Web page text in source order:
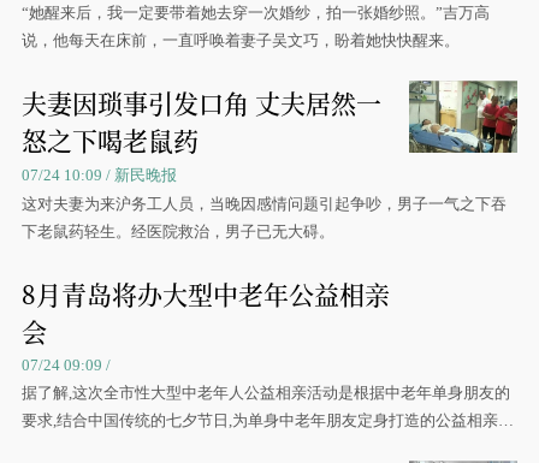
“她醒来后，我一定要带着她去穿一次婚纱，拍一张婚纱照。”吉万高
说，他每天在床前，一直呼唤着妻子吴文巧，盼着她快快醒来。
夫妻因琐事引发口角 丈夫居然一
怒之下喝老鼠药
07/24 10:09 / 新民晚报
这对夫妻为来沪务工人员，当晚因感情问题引起争吵，男子一气之下吞
下老鼠药轻生。经医院救治，男子已无大碍。
8月青岛将办大型中老年公益相亲
会
07/24 09:09 /
据了解,这次全市性大型中老年人公益相亲活动是根据中老年单身朋友的
要求,结合中国传统的七夕节日,为单身中老年朋友定身打造的公益相亲活